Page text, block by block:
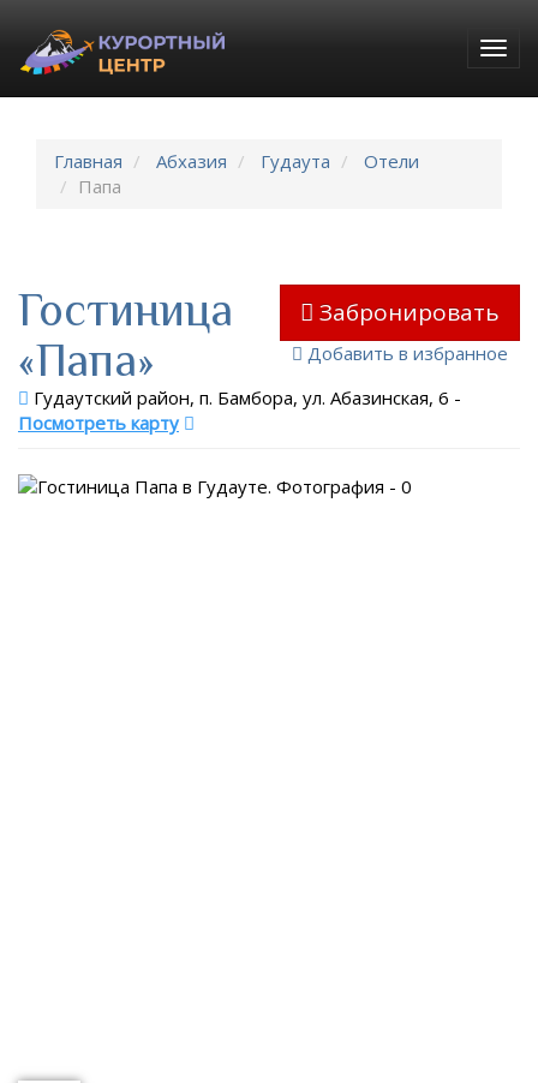
Главная Абхазия Гудаута
Отели
Папа
Забронировать
Добавить в избранное
Гостиница
«Папа»
Гудаутский район, п. Бамбора, ул. Абазинская, 6 -
Посмотреть карту